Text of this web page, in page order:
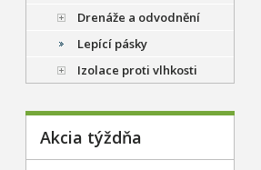
Drenáže a odvodnění
Lepící pásky
Izolace proti vlhkosti
Akcia týždňa